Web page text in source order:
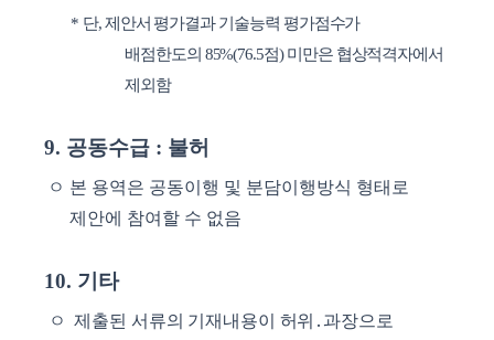
* 단,제안서 평가결과 기술능력 평가점수가
배점한도의 85%(76.5점)미만은 협상적격자에서
제외함
9. 공동수급 : 불허
ㅇ 본 용역은 공동이행 및 분담이행방식 형태로
제안에 참여할 수 없음
10. 기타
ㅇ제출된 서류의 기재내용이 허위 ․ 과장으로